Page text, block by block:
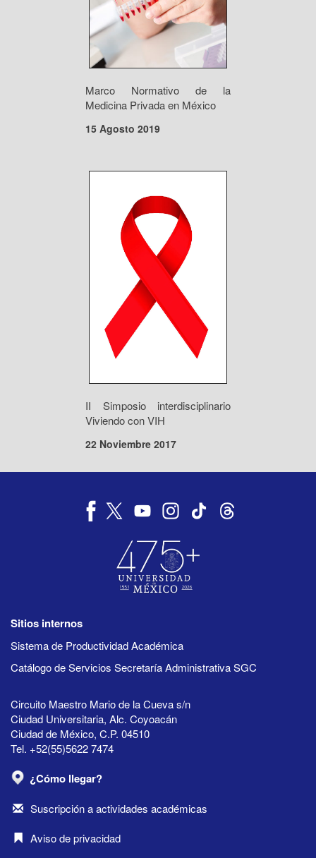
Marco Normativo de la
Medicina Privada en México
15 Agosto 2019
II Simposio interdisciplinario
Viviendo con VIH
22 Noviembre 2017
Sitios internos
Sistema de Productividad Académica
Catálogo de Servicios Secretaría Administrativa SGC
Circuito Maestro Mario de la Cueva s/n
Ciudad Universitaria, Alc. Coyoacán
Ciudad de México, C.P. 04510
Tel. +52(55)5622 7474
¿Cómo llegar?
Suscripción a actividades académicas
Aviso de privacidad